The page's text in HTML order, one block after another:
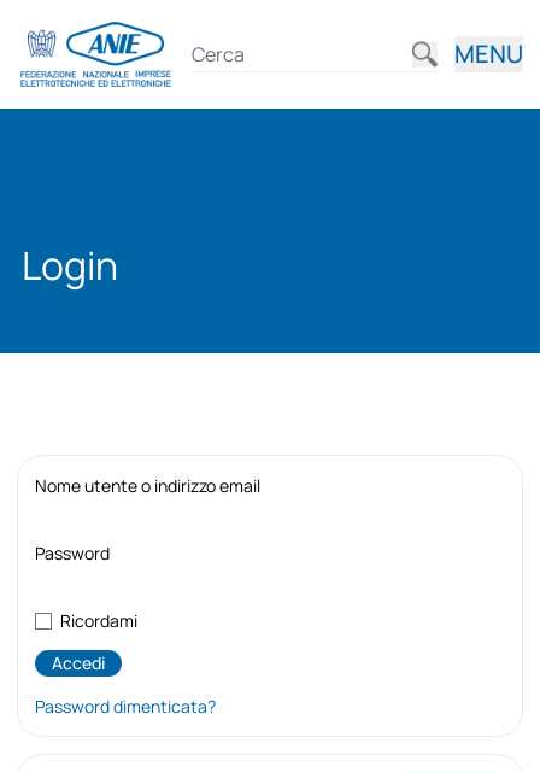
MENU
Login
Nome utente o indirizzo email
Password
Ricordami
Password dimenticata?